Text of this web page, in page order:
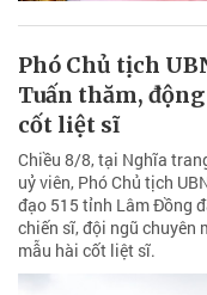
Phó Chủ tịch
Tuấn thăm,
cốt liệt sĩ
Chiều 8/8, tại Nghĩa
uỷ viên, Phó Chủ tịch
đạo 515 tỉnh Lâm Đồng
chiến sĩ, đội ngũ chuyên
mẫu hài cốt liệt sĩ.